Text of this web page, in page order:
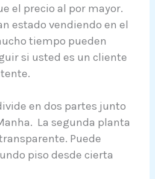
el precio al por mayor.
estado vendiendo en el
tiempo pueden
si usted es un cliente
en dos partes junto
La segunda planta
Puede
piso desde cierta